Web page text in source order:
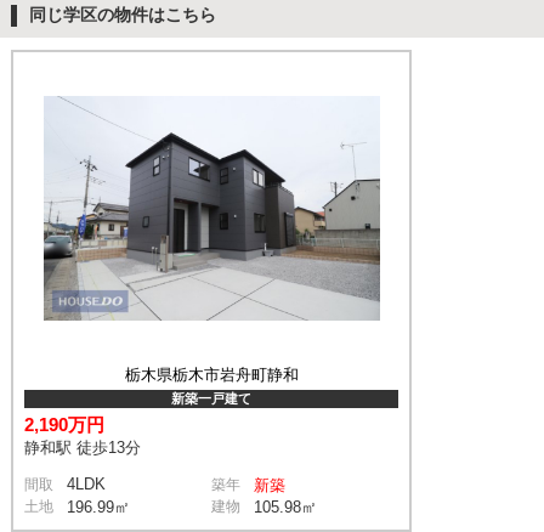
同じ学区の物件はこちら
栃木県栃木市岩舟町静和
新築一戸建て
2,190万円
静和駅 徒歩13分
間取 4LDK 築年 新築
土地 196.99㎡ 建物 105.98㎡